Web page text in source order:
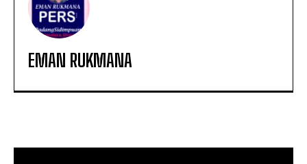
EMAN RUKMANA